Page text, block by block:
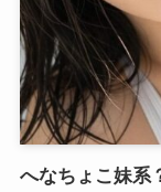
へなちょこ妹系